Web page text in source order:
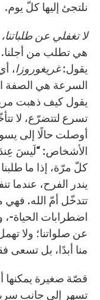
نلتجئ إليها كلّ يوم.
لا تغفلي عن طلباتنا،
هي تطلب من أجلنا.
يقول:غريغوروزا،
السرعة هي الصفة
يقول كيف ذهبت
تسرع لتتضرّع، لا
أوصلت حالًا إلى
كلّ مرّة، إذا ما
يندر الفرح، عندما
تتدخّل أمّ الله. فهي
اضطرابات الحياة-،
عن صلواتنا؛ ولا
منا أبدًا، بل تسعى
قصّة صغيرة يمكنها
تسهر إلى جانب سرير